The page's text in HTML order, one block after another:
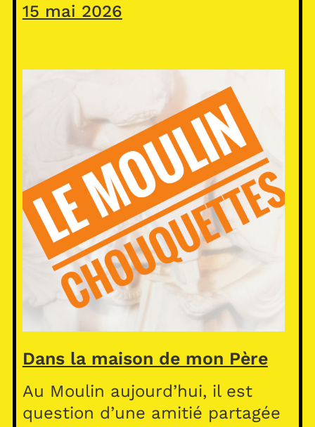
15 mai 2026
Dans la maison de mon Père
Au Moulin aujourd’hui, il est
question d’une amitié partagée